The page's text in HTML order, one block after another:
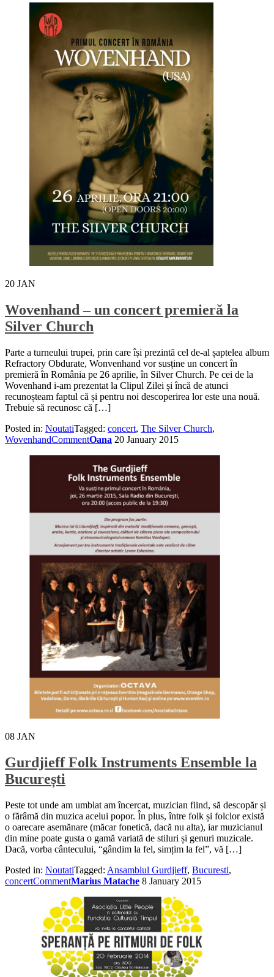
20 JAN
Wovenhand – un concert premieră la
Silver Church
Parte a turneului trupei, prin care își prezintă cel de-al șaptelea album
Refractory Obdurate, Wonvenhand vor susține un concert în
premieră în România pe 26 aprilie, în Silver Church. Pe cei de la
Wovenhand i-am prezentat la Clipul Zilei și încă de atunci
recunoșteam faptul că și pentru noi descoperirea lor este una nouă.
Trebuie să recunosc că […]
Posted in: NoutatiTagged: concert, The Silver Church,
WovenhandCommentOana 20 January 2015
08 JAN
Gurdjieff Folk Instruments Ensemble la
București
Peste tot unde am umblat am încercat, muzician fiind, să descopăr și
o fărâmă din muzica acelui popor. În plus, între folk și folclor există
o oarecare asemănare (măcar fonetică, dacă nu alta), iar muzicianul
din mine poate gusta o gamă variată de stiluri și genuri muzicale.
Dacă, vorba cântecului, “gândim la fel, simțim la fel”, vă […]
Posted in: NoutatiTagged: Ansamblul Gurdjieff, Bucuresti,
concertCommentMarius Matache 8 January 2015